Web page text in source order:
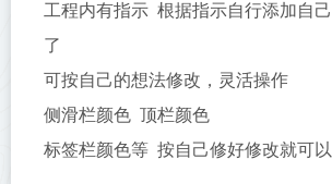
工程内有指示 根据指示自行添加自
了
可按自己的想法修改，灵活操作
侧滑栏颜色 顶栏颜色
标签栏颜色等 按自己修好修改就可